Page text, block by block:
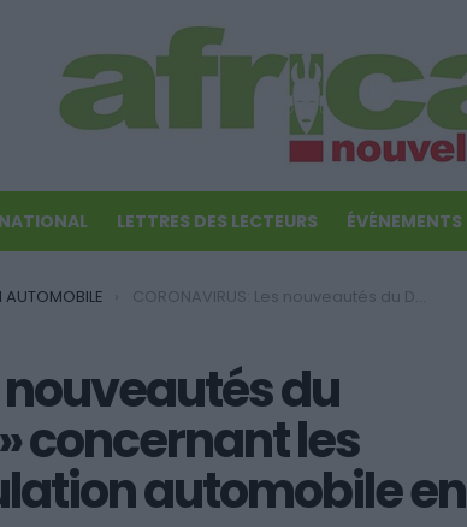
LETTRES DES LECTEURS ÉVÉNEMENTS
AUTOMOBILE
CORONAVIRUS: Les nouveautés du Décret « Cura Italia » concernant les véhicules et la circulation automobile en Italie
nouveautés du
concernant les
automobile en